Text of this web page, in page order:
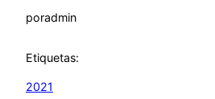
poradmin
Etiquetas:
2021